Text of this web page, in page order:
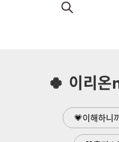
🍀 이리
💗이해하니